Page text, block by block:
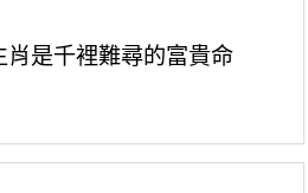
是千裡難尋的富貴命